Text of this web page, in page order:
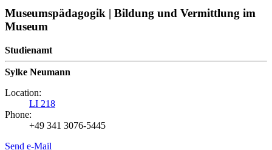
Museumspädagogik | Bildung und Vermittlung im
Museum
Studienamt
Sylke Neumann
Location:
LI 218
Phone:
+49 341 3076-5445
Send e-Mail